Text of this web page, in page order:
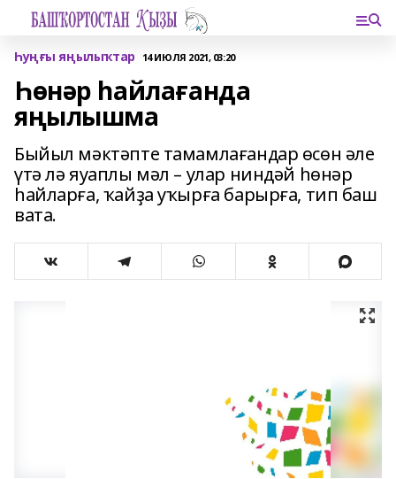
Һуңғы яңылыҡтар 14 ИЮЛЯ 2021, 03:20
Һөнәр һайлағанда
яңылышма
Быйыл мәктәпте тамамлағандар өсөн әле
үтә лә яуаплы мәл – улар ниндәй һөнәр
һайларға, ҡайҙа уҡырға барырға, тип баш
вата.